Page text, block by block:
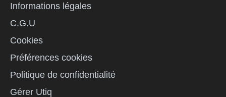
Informations légales
C.G.U
Cookies
Préférences cookies
Politique de confidentialité
Gérer Utiq